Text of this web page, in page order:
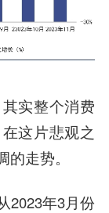
实整个消费
这片悲观之
走势。
2023年3月份